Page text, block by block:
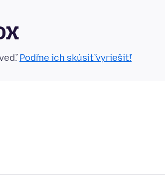
Poďme ich skúsiť vyriešiť!